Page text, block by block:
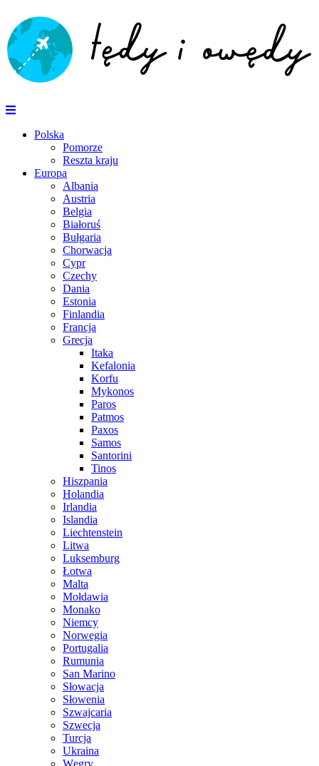
Polska
Pomorze
Reszta kraju
Europa
Albania
Austria
Belgia
Białoruś
Bułgaria
Chorwacja
Cypr
Czechy
Dania
Estonia
Finlandia
Francja
Grecja
Itaka
Kefalonia
Korfu
Mykonos
Paros
Patmos
Paxos
Samos
Santorini
Tinos
Hiszpania
Holandia
Irlandia
Islandia
Liechtenstein
Litwa
Luksemburg
Łotwa
Malta
Mołdawia
Monako
Niemcy
Norwegia
Portugalia
Rumunia
San Marino
Słowacja
Słowenia
Szwajcaria
Szwecja
Turcja
Ukraina
Węgry